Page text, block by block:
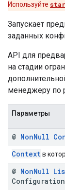
Используйте
Запускает
заданных
API для
на стадии
менеджеру по
Параметры
@ NonNull
Contextв
@ NonNull